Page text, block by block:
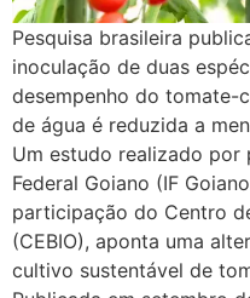
Pesquisa brasileira
inoculação de duas
desempenho do tomate-
de água é reduzida a
Um estudo realizado por
Federal Goiano (IF
participação do Centro
(CEBIO), aponta uma
cultivo sustentável de